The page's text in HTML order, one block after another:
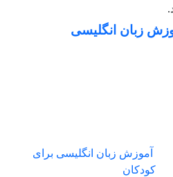
زبان انگلیسی
آموزش زبان انگلیسی برای
کودکان